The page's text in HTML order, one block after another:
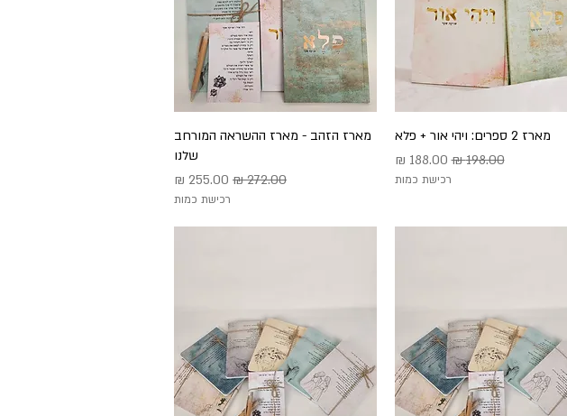
תצוגה מהירהמארז 2 ספרים: ויהי אור + פלא
מחיר רגיל‏198.00 ‏₪ מחיר מבצע
רכישת כמות
תצוגה מהירה
מארז הזהב - מארז ההשראה המורחב
שלנו
מחיר רגיל מחיר מבצע
רכישת כמות